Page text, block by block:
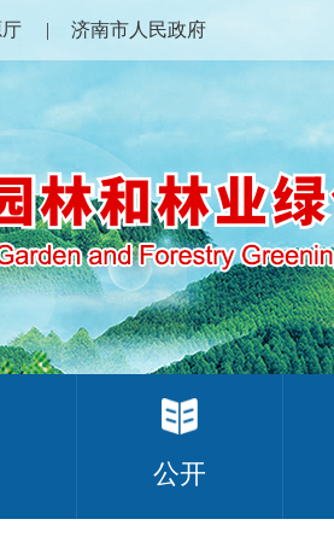
济南市人民政府
公开